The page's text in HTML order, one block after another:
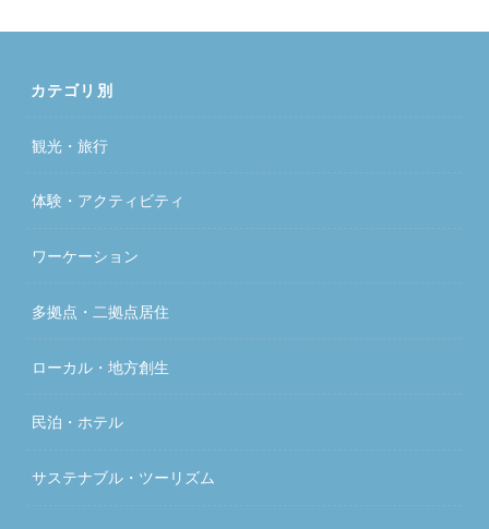
カテゴリ別
観光・旅行
体験・アクティビティ
ワーケーション
多拠点・二拠点居住
ローカル・地方創生
民泊・ホテル
サステナブル・ツーリズム